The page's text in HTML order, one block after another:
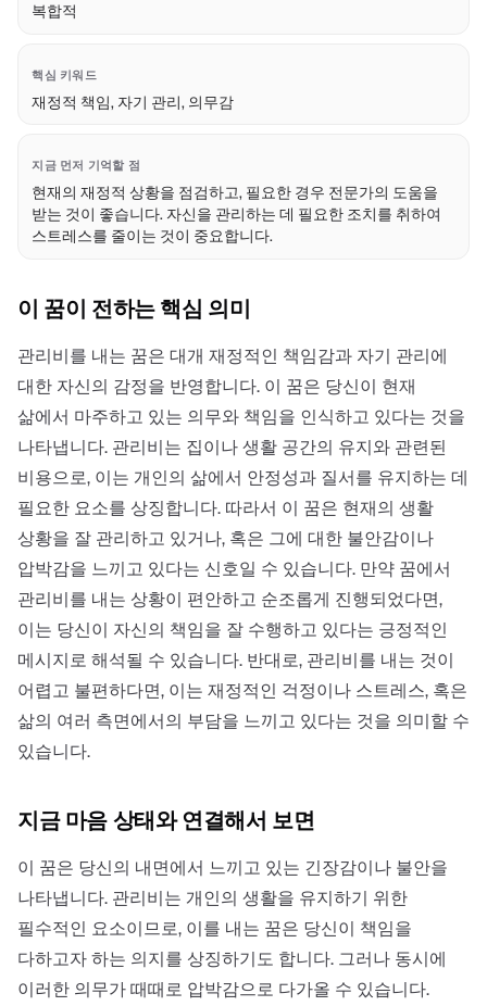
복합적
핵심 키워드
재정적 책임, 자기 관리, 의무감
지금 먼저 기억할 점
현재의 재정적 상황을 점검하고, 필요한 경우 전문가의 도움을
받는 것이 좋습니다. 자신을 관리하는 데 필요한 조치를 취하여
스트레스를 줄이는 것이 중요합니다.
이 꿈이 전하는 핵심 의미
관리비를 내는 꿈은 대개 재정적인 책임감과 자기 관리에
대한 자신의 감정을 반영합니다. 이 꿈은 당신이 현재
삶에서 마주하고 있는 의무와 책임을 인식하고 있다는 것을
나타냅니다. 관리비는 집이나 생활 공간의 유지와 관련된
비용으로, 이는 개인의 삶에서 안정성과 질서를 유지하는 데
필요한 요소를 상징합니다. 따라서 이 꿈은 현재의 생활
상황을 잘 관리하고 있거나, 혹은 그에 대한 불안감이나
압박감을 느끼고 있다는 신호일 수 있습니다. 만약 꿈에서
관리비를 내는 상황이 편안하고 순조롭게 진행되었다면,
이는 당신이 자신의 책임을 잘 수행하고 있다는 긍정적인
메시지로 해석될 수 있습니다. 반대로, 관리비를 내는 것이
어렵고 불편하다면, 이는 재정적인 걱정이나 스트레스, 혹은
삶의 여러 측면에서의 부담을 느끼고 있다는 것을 의미할 수
있습니다.
지금 마음 상태와 연결해서 보면
이 꿈은 당신의 내면에서 느끼고 있는 긴장감이나 불안을
나타냅니다. 관리비는 개인의 생활을 유지하기 위한
필수적인 요소이므로, 이를 내는 꿈은 당신이 책임을
다하고자 하는 의지를 상징하기도 합니다. 그러나 동시에
이러한 의무가 때때로 압박감으로 다가올 수 있습니다.